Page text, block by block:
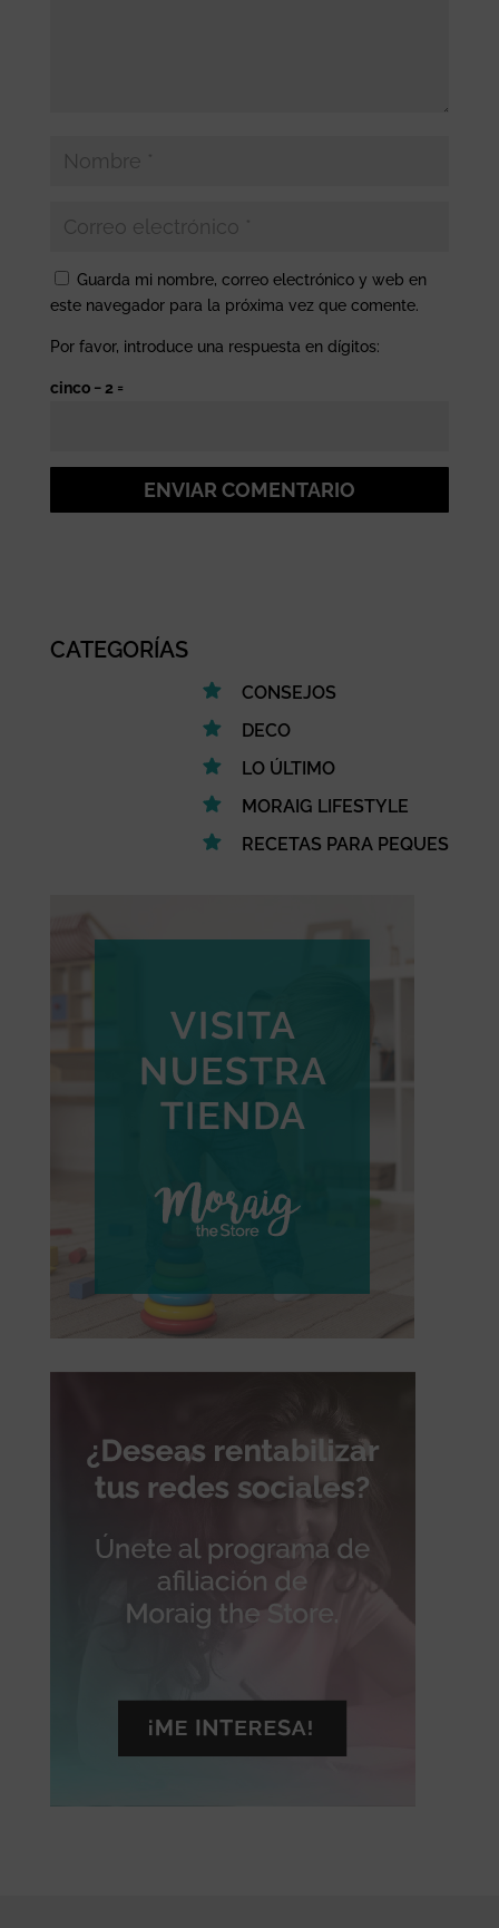
Guarda mi nombre, correo electrónico y web en
este navegador para la próxima vez que comente.
Por favor, introduce una respuesta en dígitos:
cinco − 2 =
ENVIAR COMENTARIO
CATEGORÍAS
CONSEJOS
DECO
LO ÚLTIMO
MORAIG LIFESTYLE
RECETAS PARA PEQUES